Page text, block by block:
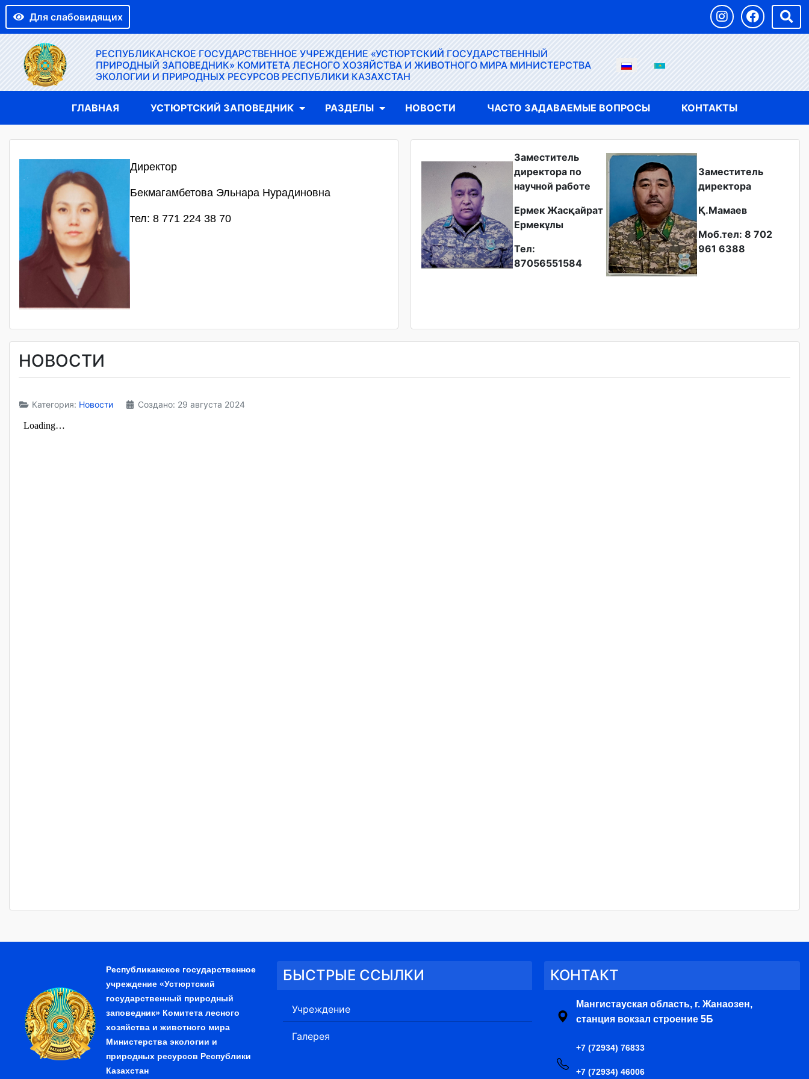
Для слабовидящих
РЕСПУБЛИКАНСКОЕ ГОСУДАРСТВЕННОЕ УЧРЕЖДЕНИЕ «УСТЮРТСКИЙ ГОСУДАРСТВЕННЫЙ
ПРИРОДНЫЙ ЗАПОВЕДНИК» КОМИТЕТА ЛЕСНОГО ХОЗЯЙСТВА И ЖИВОТНОГО МИРА МИНИСТЕРСТВА
ЭКОЛОГИИ И ПРИРОДНЫХ РЕСУРСОВ РЕСПУБЛИКИ КАЗАХСТАН
ГЛАВНАЯ УСТЮРТСКИЙ ЗАПОВЕДНИК РАЗДЕЛЫ НОВОСТИ ЧАСТО ЗАДАВАЕМЫЕ ВОПРОСЫ КОНТАКТЫ
Директор
Бекмагамбетова Эльнара Нурадиновна
тел: 8 771 224 38 70
Заместитель
директора по
научной работе
Ермек Жасқайрат
Ермекұлы
Тел:
87056551584
Заместитель
директора
Қ.Мамаев
Моб.тел: 8 702
961 6388
НОВОСТИ
Категория: Новости Создано: 29 августа 2024
Республиканское государственное
учреждение «Устюртский
государственный природный
заповедник» Комитета лесного
хозяйства и животного мира
Министерства экологии и
природных ресурсов Республики
Казахстан
БЫСТРЫЕ ССЫЛКИ
Учреждение
Галерея
КОНТАКТ
Мангистауская область, г. Жанаозен,
станция вокзал строение 5Б
+7 (72934) 76833
+7 (72934) 46006